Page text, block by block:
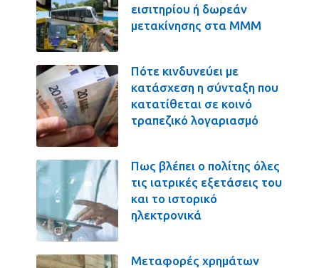
εισιτηρίου ή δωρεάν
μετακίνησης στα ΜΜΜ
Πότε κινδυνεύει με
κατάσχεση η σύνταξη που
κατατίθεται σε κοινό
τραπεζικό λογαριασμό
Πως βλέπει ο πολίτης όλες
τις ιατρικές εξετάσεις του
και το ιστορικό
ηλεκτρονικά
Μεταφορές χρημάτων